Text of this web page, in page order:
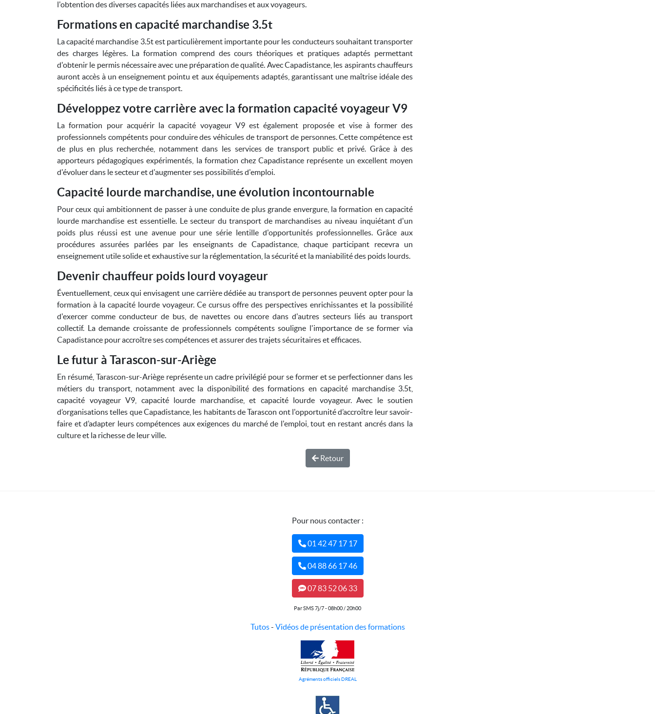
l'obtention des diverses capacités liées aux marchandises et aux voyageurs.
Formations en capacité marchandise 3.5t
La capacité marchandise 3.5t est particulièrement importante pour les conducteurs souhaitant transporter
des charges légères. La formation comprend des cours théoriques et pratiques adaptés permettant
d'obtenir le permis nécessaire avec une préparation de qualité. Avec Capadistance, les aspirants chauffeurs
auront accès à un enseignement pointu et aux équipements adaptés, garantissant une maîtrise idéale des
spécificités liés à ce type de transport.
Développez votre carrière avec la formation capacité voyageur V9
La formation pour acquérir la capacité voyageur V9 est également proposée et vise à former des
professionnels compétents pour conduire des véhicules de transport de personnes. Cette compétence est
de plus en plus recherchée, notamment dans les services de transport public et privé. Grâce à des
apporteurs pédagogiques expérimentés, la formation chez Capadistance représente un excellent moyen
d'évoluer dans le secteur et d'augmenter ses possibilités d'emploi.
Capacité lourde marchandise, une évolution incontournable
Pour ceux qui ambitionnent de passer à une conduite de plus grande envergure, la formation en capacité
lourde marchandise est essentielle. Le secteur du transport de marchandises au niveau inquiétant d'un
poids plus réussi est une avenue pour une série lentille d'opportunités professionnelles. Grâce aux
procédures assurées parlées par les enseignants de Capadistance, chaque participant recevra un
enseignement utile solide et exhaustive sur la réglementation, la sécurité et la maniabilité des poids lourds.
Devenir chauffeur poids lourd voyageur
Éventuellement, ceux qui envisagent une carrière dédiée au transport de personnes peuvent opter pour la
formation à la capacité lourde voyageur. Ce cursus offre des perspectives enrichissantes et la possibilité
d'exercer comme conducteur de bus, de navettes ou encore dans d'autres secteurs liés au transport
collectif. La demande croissante de professionnels compétents souligne l'importance de se former via
Capadistance pour accroître ses compétences et assurer des trajets sécuritaires et efficaces.
Le futur à Tarascon-sur-Ariège
En résumé, Tarascon-sur-Ariège représente un cadre privilégié pour se former et se perfectionner dans les
métiers du transport, notamment avec la disponibilité des formations en capacité marchandise 3.5t,
capacité voyageur V9, capacité lourde marchandise, et capacité lourde voyageur. Avec le soutien
d’organisations telles que Capadistance, les habitants de Tarascon ont l'opportunité d’accroître leur savoir-
faire et d’adapter leurs compétences aux exigences du marché de l'emploi, tout en restant ancrés dans la
culture et la richesse de leur ville.
Retour
Pour nous contacter :
01 42 47 17 17
04 88 66 17 46
07 83 52 06 33
Par SMS 7j/7 - 08h00 / 20h00
Tutos- Vidéos de présentation des formations
Agréments officiels DREAL